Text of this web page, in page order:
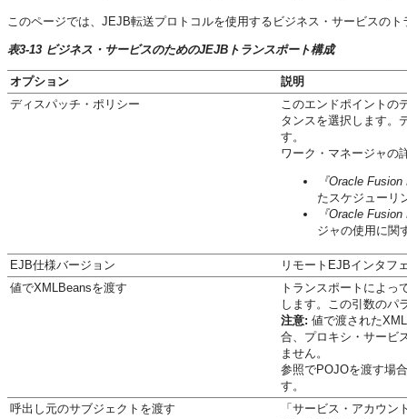
このページでは、JEJB転送プロトコルを使用するビジネス・サービスの
表3-13 ビジネス・サービスのためのJEJBトランスポート構成
オプション
説明
ディスパッチ・ポリシー
このエンドポイントの
タンスを選択します。
す。
ワーク・マネージャの
『Oracle
たスケジューリ
『Oracle
ジャの使用に関
EJB仕様バージョン
リモートEJBインタフ
値でXMLBeansを渡す
トランスポートによっ
します。この引数のパ
注意: 値で渡された
合、プロキシ・サービ
ません。
参照でPOJOを渡す場
す。
呼出し元のサブジェクトを渡す
「サービス・アカウ